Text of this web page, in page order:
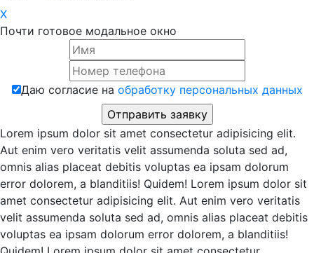
X
Почти готовое модальное окно
Даю согласие на обработку персональных данных
Lorem ipsum dolor sit amet consectetur adipisicing elit.
Aut enim vero veritatis velit assumenda soluta sed ad,
omnis alias placeat debitis voluptas ea ipsam dolorum
error dolorem, a blanditiis! Quidem! Lorem ipsum dolor sit
amet consectetur adipisicing elit. Aut enim vero veritatis
velit assumenda soluta sed ad, omnis alias placeat debitis
voluptas ea ipsam dolorum error dolorem, a blanditiis!